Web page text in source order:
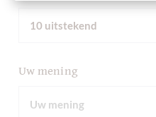
Uw mening